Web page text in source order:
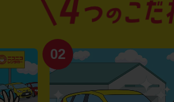
02